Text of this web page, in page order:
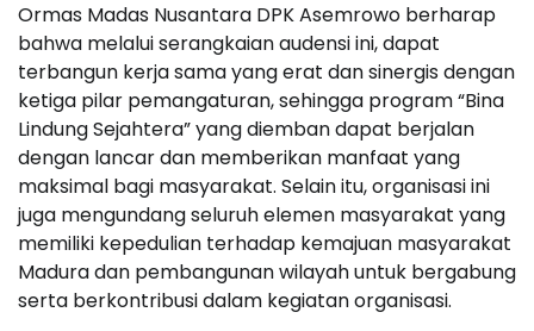
Ormas Madas Nusantara DPK Asemrowo berharap
bahwa melalui serangkaian audensi ini, dapat
terbangun kerja sama yang erat dan sinergis dengan
ketiga pilar pemangaturan, sehingga program “Bina
Lindung Sejahtera” yang diemban dapat berjalan
dengan lancar dan memberikan manfaat yang
maksimal bagi masyarakat. Selain itu, organisasi ini
juga mengundang seluruh elemen masyarakat yang
memiliki kepedulian terhadap kemajuan masyarakat
Madura dan pembangunan wilayah untuk bergabung
serta berkontribusi dalam kegiatan organisasi.